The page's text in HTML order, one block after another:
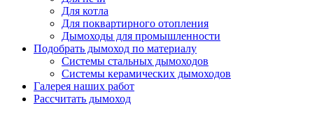
Для котла
Для поквартирного отопления
Дымоходы для промышленности
Подобрать дымоход по материалу
Системы стальных дымоходов
Системы керамических дымоходов
Галерея наших работ
Рассчитать дымоход